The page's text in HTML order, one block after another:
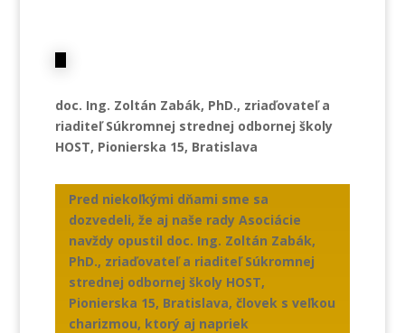
doc. Ing. Zoltán Zabák, PhD., zriaďovateľ a
riaditeľ Súkromnej strednej odbornej školy
HOST, Pionierska 15, Bratislava
Pred niekoľkými dňami sme sa
dozvedeli, že aj naše rady Asociácie
navždy opustil doc. Ing. Zoltán Zabák,
PhD., zriaďovateľ a riaditeľ Súkromnej
strednej odbornej školy HOST,
Pionierska 15, Bratislava, človek s veľkou
charizmou, ktorý aj napriek